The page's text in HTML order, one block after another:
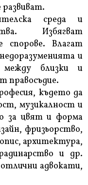
среда и
Избягват
спорове. Влагат
и
близки и
правосъдие.
където да
музикалност и
за цвят и форма
фризьорство,
архитектура,
и др.
адвокати,